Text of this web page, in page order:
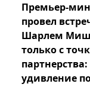
Премьер-
провел
Шарлем
только с
удивление